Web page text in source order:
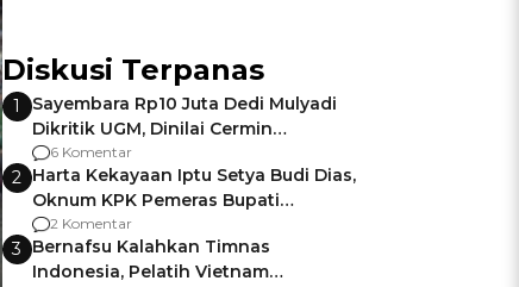
Diskusi Terpanas
1
Sayembara Rp10 Juta Dedi Mulyadi
Dikritik UGM, Dinilai Cermin
Gagalnya Negara Jamin Keamanan
6 Komentar
2 Harta Kekayaan Iptu Setya Budi Dias,
Oknum KPK Pemeras Bupati
Pemalang
2 Komentar
3 Bernafsu Kalahkan Timnas
Indonesia, Pelatih Vietnam